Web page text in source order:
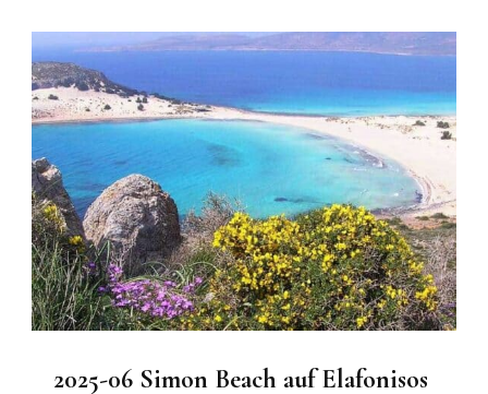
2025-06 Simon Beach auf Elafonisos